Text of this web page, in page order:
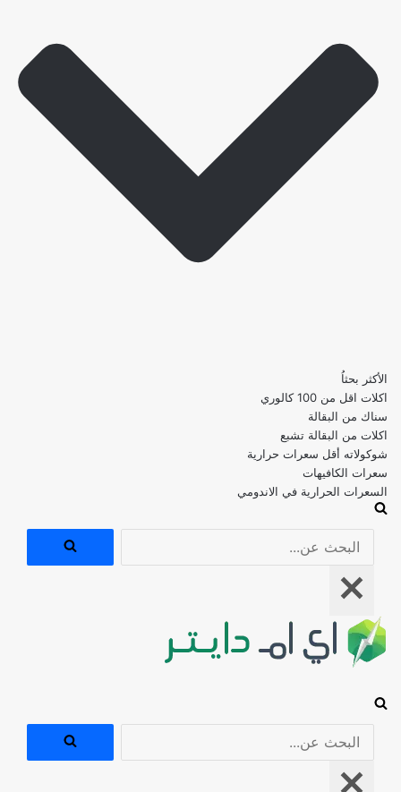
الأكثر بحثاُ
اكلات اقل من 100 كالوري
اكلات من البقالة تشبع
شوكولاته أقل سعرات حرارية
سعرات الكافيهات
السعرات الحرارية في الاندومي
قائمة